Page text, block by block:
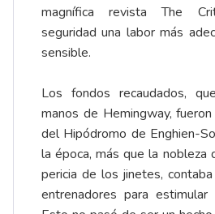
magnífica revista The
seguridad una labor más
sensible.
Los fondos recaudados,
manos de Hemingway,
del Hipódromo de Enghien-
la época, más que la nobleza
pericia de los jinetes,
entrenadores para